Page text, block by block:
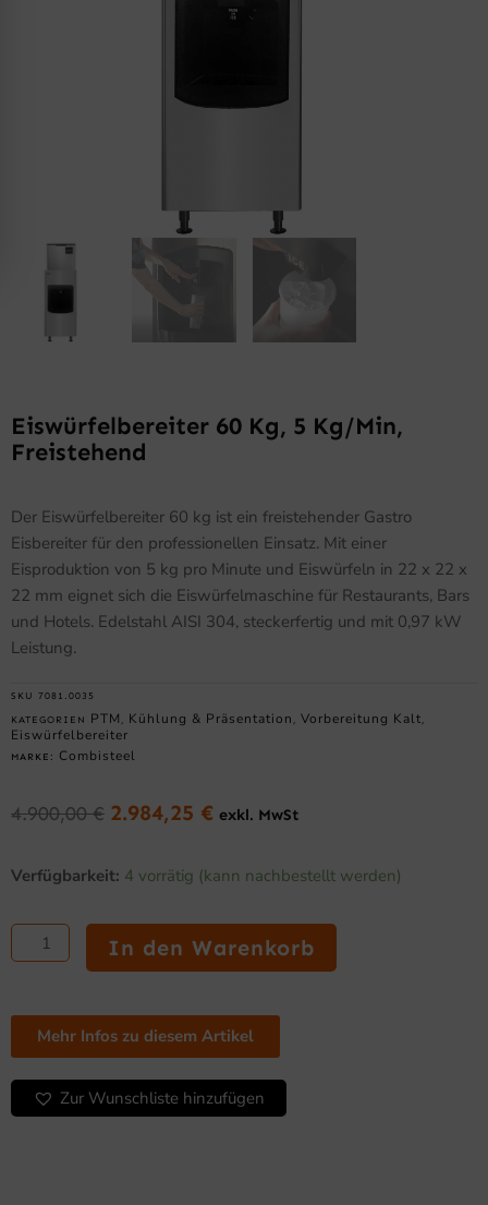
Eiswürfelbereiter 60 Kg, 5 Kg/min,
Freistehend
Der Eiswürfelbereiter 60 kg ist ein freistehender Gastro
Eisbereiter für den professionellen Einsatz. Mit einer
Eisproduktion von 5 kg pro Minute und Eiswürfeln in 22 x 22 x
22 mm eignet sich die Eiswürfelmaschine für Restaurants, Bars
und Hotels. Edelstahl AISI 304, steckerfertig und mit 0,97 kW
Leistung.
SKU 7081.0035
KATEGORIEN PTM Kühlung & Präsentation Vorbereitung Kalt
Eiswürfelbereiter
MARKE: Combisteel
4.900,00€ Ursprünglicher
war:
4.900,00 €
2.984,25 € Aktueller
ist:
exkl. MwSt
Verfügbarkeit: 4 vorrätig (kann nachbestellt werden)
60
5
kg/min,
freistehend
In den Warenkorb
Mehr Infos zu diesem Artikel
Zur Wunschliste hinzufügen